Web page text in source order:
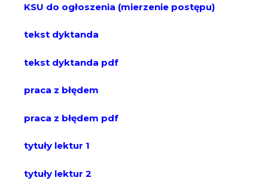
KSU do ogłoszenia (mierzenie postępu)
tekst dyktanda
tekst dyktanda pdf
praca z błędem
praca z błędem pdf
tytuły lektur 1
tytuły lektur 2